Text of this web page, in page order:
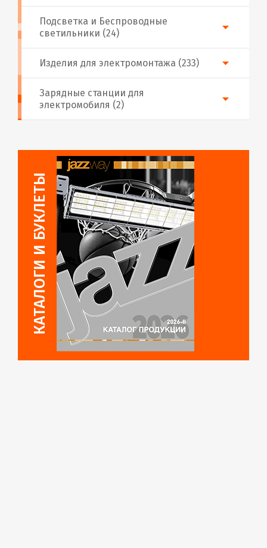
Подсветка и Беспроводные
светильники (24)
Изделия для электромонтажа (233)
Зарядные станции для
электромобиля (2)